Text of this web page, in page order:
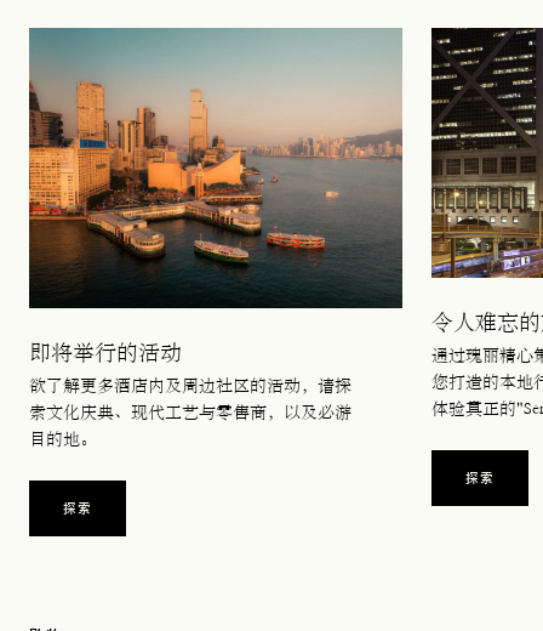
即将举行的活动
欲了解更多酒店内及周边社区的活动，请探
索文化庆典、现代工艺与零售商，以及必游
目的地。
探索
令人难忘
通过瑰丽精心
您打造的本地
体验真正的
探索